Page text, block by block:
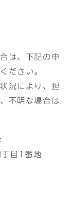
は、下記の申
ださい。
況により、担
不明な場合は
目1番地